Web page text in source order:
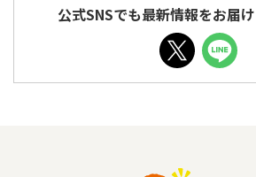
公式SNSでも最新情報をお届